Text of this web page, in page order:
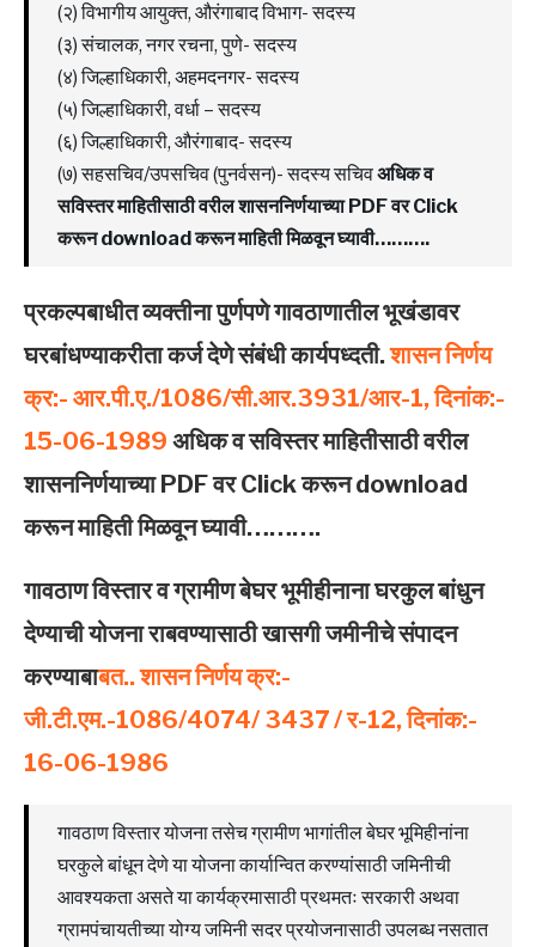
(२) विभागीय आयुक्त, औरंगाबाद विभाग- सदस्य
(३) संचालक, नगर रचना, पुणे- सदस्य
(४) जिल्हाधिकारी, अहमदनगर- सदस्य
(५) जिल्हाधिकारी, वर्धा – सदस्य
(६) जिल्हाधिकारी, औरंगाबाद- सदस्य
(७) सहसचिव/उपसचिव (पुनर्वसन)- सदस्य सचिवअधिक व
सविस्तर माहितीसाठी वरील शासननिर्णयाच्या PDF वर Click
करून download करून माहिती मिळवून घ्यावी……….
प्रकल्‍पबाधीत व्‍यक्‍तीना पुर्णपणे गावठाणातील भूखंडावर
घरबांधण्‍याकरीता कर्ज देणे संबंधी कार्यपध्‍दती.शासन निर्णय
क्र:- आर.पी.ए./1086/सी.आर.3931/आर-1, दिनांक:-
15-06-1989 अधिक व सविस्तर माहितीसाठी वरील
शासननिर्णयाच्या PDF वर Click करून download
करून माहिती मिळवून घ्यावी……….
गावठाण विस्‍तार व ग्रामीण बेघर भूमीहीनाना घरकुल बांधुन
देण्‍याची योजना राबवण्‍यासाठी खासगी जमीनीचे संपादन
करण्‍याबाबत.. शासन निर्णय क्र:-
जी.टी.एम.-1086/4074/ 3437 / र-12, दिनांक:-
16-06-1986
गावठाण विस्तार योजना तसेच ग्रामीण भागांतील बेघर भूमिहीनांना
घरकुले बांधून देणे या योजना कार्यान्वित करण्यांसाठी जमिनीची
आवश्यकता असते या कार्यक्रमासाठी प्रथमतः सरकारी अथवा
ग्रामपंचायतीच्या योग्य जमिनी सदर प्रयोजनासाठी उपलब्ध नसतात